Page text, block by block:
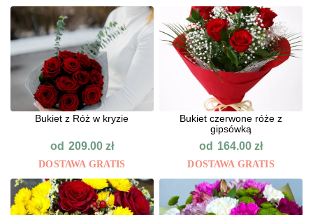
Bukiet z Róż w kryzie
od 209.00 zł
DOSTAWA GRATIS
Bukiet czerwone róże z
gipsówką
od 164.00zł
DOSTAWA GRATIS